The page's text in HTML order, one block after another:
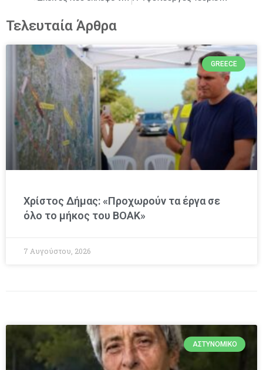
Τελευταία Άρθρα
GREECE
Χρίστος Δήμας: «Προχωρούν τα έργα σε
όλο το μήκος του ΒΟΑΚ»
7 Αυγούστου, 2026
ΑΣΤΥΝΟΜΙΚΌ